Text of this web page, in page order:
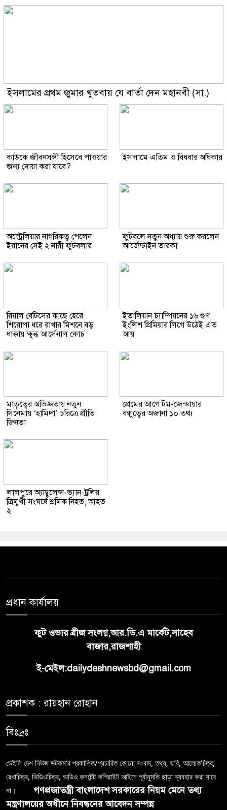
ইসলামের প্রথম জুমার খুতবায় যে বার্তা দেন মহানবী (সা.)
কাউকে জীবনসঙ্গী হিসেবে পাওয়ার
জন্য দোয়া করা যাবে?
ইসলামে এতিম ও বিধবার অধিকার
অস্ট্রেলিয়ার নাগরিকত্ব পেলেন
ইরানের সেই ২ নারী ফুটবলার
ফুটবলে নতুন অধ্যায় শুরু করলেন
আর্জেন্টাইন তারকা
রিয়াল বেটিসের কাছে হেরে
শিরোপা ধরে রাখার মিশনে বড়
ধাক্কায় ক্ষুব্ধ আর্সেনাল কোচ
ইতালিয়ান চ্যাম্পিয়নের ১৬ গুণ,
ইংলিশ প্রিমিয়ার লিগে উঠেই এত
আয়
মাতৃত্বের অভিজ্ঞতায় নতুন
সিনেমায় ‘হামিদা’ চরিত্রে প্রীতি
জিনতা
প্রেমের আগে টম-জেন্ডায়ার
বন্ধুত্বের অজানা ১০ তথ্য
লালপুরে অ্যাম্বুলেন্স-ভ্যান-ট্রলির
ত্রিমুখী সংঘর্ষে শ্রমিক নিহত, আহত
২
প্রধান কার্যালয়
ফুট ওভার ব্রীজ সংলগ্ন,আর.ডি.এ মার্কেট,সাহেব
বাজার,রাজশাহী
ই-মেইল:dailydeshnewsbd@gmail.com
প্রকাশক : রায়হান রোহান
বিঃদ্রঃ
ডেইলি দেশ নিউজ ডটকম’র প্রকাশিত/প্রচারিত কোনো সংবাদ, তথ্য, ছবি, আলোকচিত্র,
রেখাচিত্র, ভিডিওচিত্র, অডিও কনটেন্ট কপিরাইট আইনে পূর্বানুমতি ছাড়া ব্যবহার করা যাবে
না।
গণপ্রজাতন্ত্রী বাংলাদেশ সরকারের নিয়ম মেনে তথ্য
মন্ত্রণালয়ের অধীনে নিবন্ধনের আবেদন সম্পন্ন